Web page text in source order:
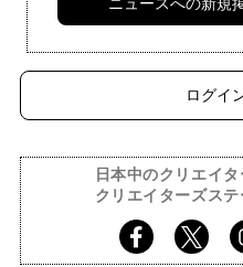
ログイ
日本中のクリエイ
クリエイターズス